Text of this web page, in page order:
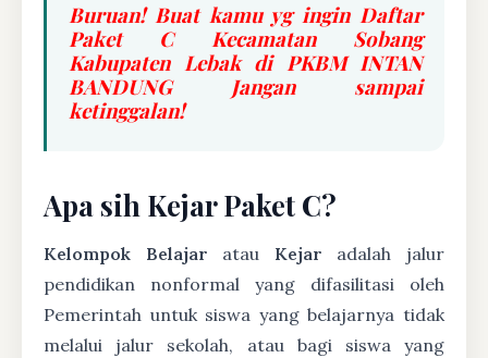
Buruan! Buat kamu yg ingin Daftar
Paket C Kecamatan Sobang
Kabupaten Lebak di PKBM INTAN
BANDUNG Jangan sampai
ketinggalan!
Apa sih Kejar Paket C?
Kelompok Belajar atau Kejar adalah jalur
pendidikan nonformal yang difasilitasi oleh
Pemerintah untuk siswa yang belajarnya tidak
melalui jalur sekolah, atau bagi siswa yang